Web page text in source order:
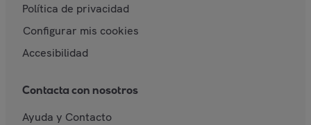
Política de privacidad
Configurar mis cookies
Accesibilidad
Contacta con nosotros
Ayuda y Contacto